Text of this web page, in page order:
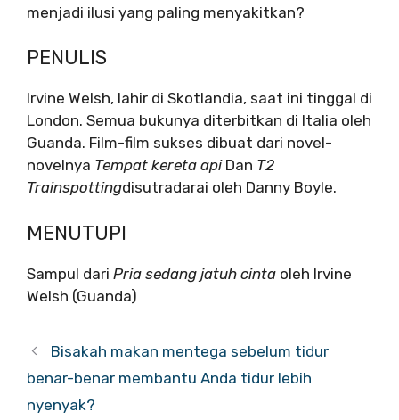
menjadi ilusi yang paling menyakitkan?
PENULIS
Irvine Welsh, lahir di Skotlandia, saat ini tinggal di
London. Semua bukunya diterbitkan di Italia oleh
Guanda. Film-film sukses dibuat dari novel-
novelnya Tempat kereta apiDan T2
Trainspottingdisutradarai oleh Danny Boyle.
MENUTUPI
Sampul dari Pria sedang jatuh cinta oleh Irvine
Welsh (Guanda)
Bisakah makan mentega sebelum tidur
benar-benar membantu Anda tidur lebih
nyenyak?